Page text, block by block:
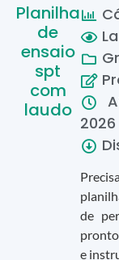
Planilha
de
ensaio
spt
com
laudo
2026
de
e